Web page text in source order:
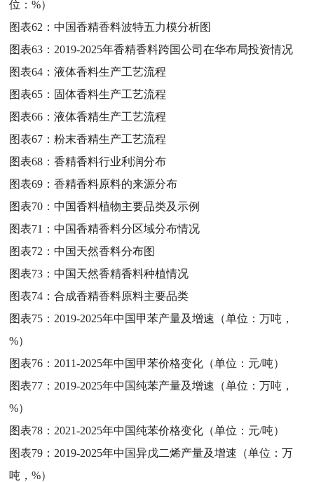
位：%）
图表62：中国香精香料波特五力模分析图
图表63： 2019-2025年香精香料跨国公司在华布局投资情况
图表64：液体香料生产工艺流程
图表65： 固体香料生产工艺流程
图表66：液体香精生产工艺流程
图表67：粉末香精生产工艺流程
图表68：香精香料行业利润分布
图表69：香精香料原料的来源分布
图表70：中国香料植物主要品类及示例
图表71：中国香精香料分区域分布情况
图表72：中国天然香料分布图
图表73：中国天然香精香料种植情况
图表74：合成香精香料原料主要品类
图表75： 2019-2025年中国甲苯产量及增速（单位：万吨，
%）
图表76： 2011-2025年中国甲苯价格变化（单位：元/吨）
图表77： 2019-2025年中国纯苯产量及增速（单位：万吨，
%）
图表78： 2021-2025年中国纯苯价格变化（单位：元/吨）
图表79： 2019-2025年中国异戊二烯产量及增速（单位：万
吨，%）